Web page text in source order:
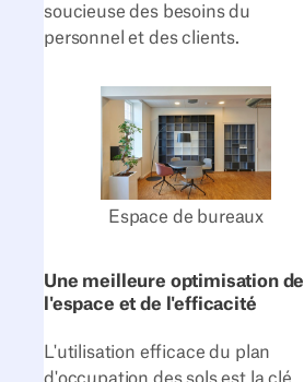
soucieuse des besoins du
personnel et des clients.
Espace de bureaux
Une meilleure optimisation de
l'espace et de l'efficacité
L'utilisation efficace du plan